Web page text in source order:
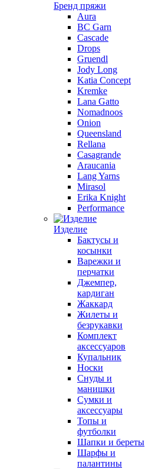
Бренд пряжи
Aura
BC Garn
Cascade
Drops
Gruendl
Jody Long
Katia Concept
Kremke
Lana Gatto
Nomadnoos
Onion
Queensland
Rellana
Casagrande
Araucania
Lang Yarns
Mirasol
Erika Knight
Performance
Изделие
Бактусы и
косынки
Варежки и
перчатки
Джемпер,
кардиган
Жаккард
Жилеты и
безрукавки
Комплект
аксессуаров
Купальник
Носки
Снуды и
манишки
Сумки и
аксессуары
Топы и
футболки
Шапки и береты
Шарфы и
палантины